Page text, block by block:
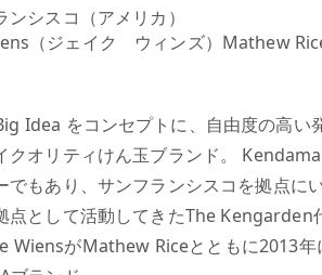
シスコ（アメリカ）
（ジェイク ウィンズ）Mathew
Idea をコンセプトに、自由度の高い
クオリティけん玉ブランド。
でもあり、サンフランシスコを拠点に
点として活動してきたThe Kengarden
WiensがMathew Riceとともに2013年